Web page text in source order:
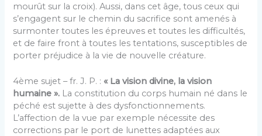
mourût sur la croix). Aussi, dans cet âge, tous ceux qui
s’engagent sur le chemin du sacrifice sont amenés à
surmonter toutes les épreuves et toutes les difficultés,
et de faire front à toutes les tentations, susceptibles de
porter préjudice à la vie de nouvelle créature.
4ème sujet – fr. J. P. :« La vision divine, la vision
humaine ». La constitution du corps humain né dans le
péché est sujette à des dysfonctionnements.
L’affection de la vue par exemple nécessite des
corrections par le port de lunettes adaptées aux